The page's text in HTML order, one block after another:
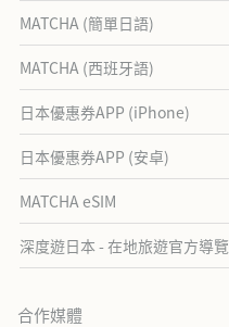
MATCHA (簡單日語)
MATCHA (西班牙語)
日本優惠券APP (iPhone)
日本優惠券APP (安卓)
MATCHA eSIM
深度遊日本 - 在地旅遊官方導覽
合作媒體